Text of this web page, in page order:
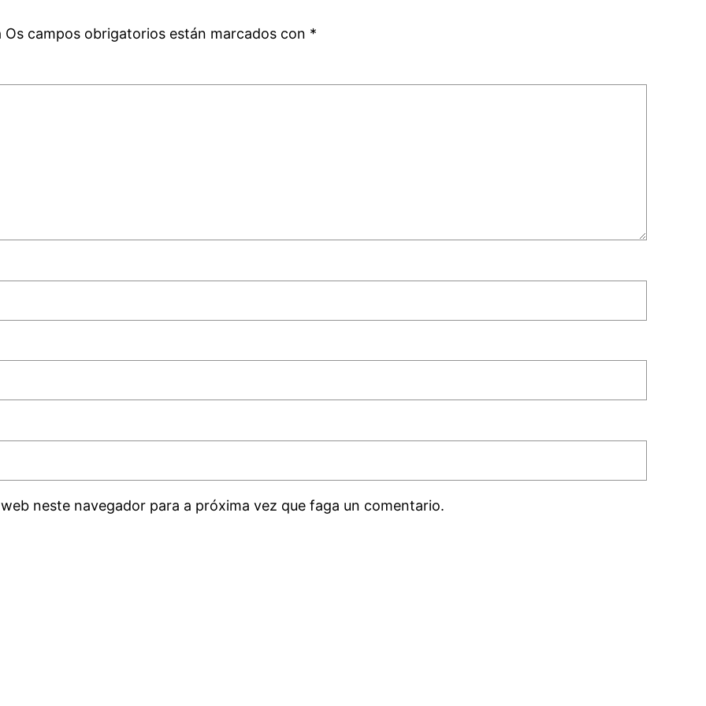
Os campos obrigatorios están marcados con *
neste navegador para a próxima vez que faga un comentario.